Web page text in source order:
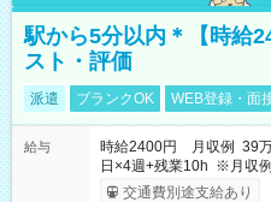
駅から5分以内＊【時給
スト・評価
派遣 ブランクOK WEB登録・面
給与
時給2400円 月収例 39
日×4週+残業10h ※月収
与即受取りサービス利用
交通費別途支給あり